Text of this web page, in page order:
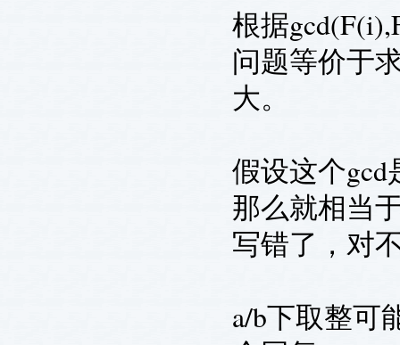
根据
问题等价于
大。
假设这个gcd
那么就相当
写错了，对
a/b下取整可